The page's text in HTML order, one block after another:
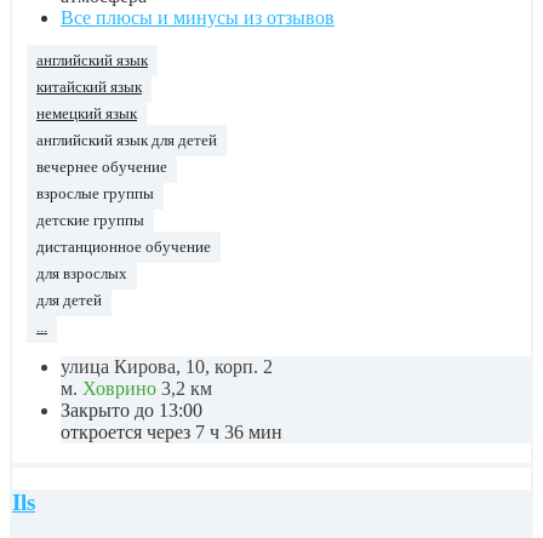
Все плюсы и минусы из отзывов
английский язык
китайский язык
немецкий язык
английский язык для детей
вечернее обучение
взрослые группы
детские группы
дистанционное обучение
для взрослых
для детей
улица Кирова, 10, корп. 2
м. Ховрино 3,2 км
Закрыто до 13:00
откроется через 7 ч 36 мин
Ils